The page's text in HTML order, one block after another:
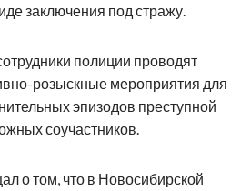
заключения под стражу.
полиции проводят
розыскные мероприятия для
эпизодов преступной
соучастников.
о том, что в Новосибирской